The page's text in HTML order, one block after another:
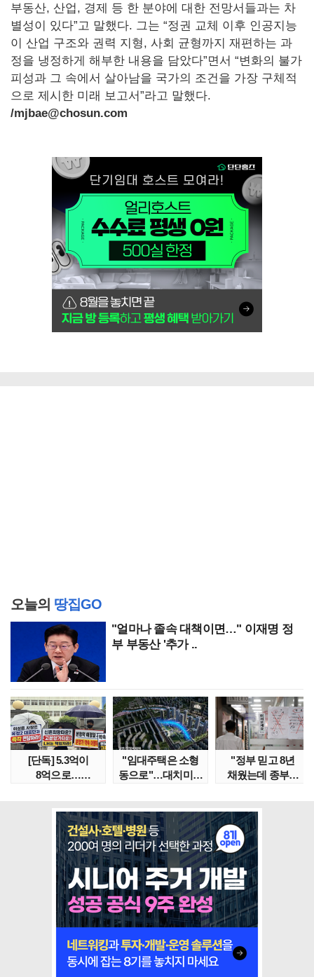
부동산, 산업, 경제 등 한 분야에 대한 전망서들과는 차
별성이 있다”고 말했다. 그는 “정권 교체 이후 인공지능
이 산업 구조와 권력 지형, 사회 균형까지 재편하는 과
정을 냉정하게 해부한 내용을 담았다”면서 “변화의 불가
피성과 그 속에서 살아남을 국가의 조건을 가장 구체적
으로 제시한 미래 보고서”라고 말했다.
/mjbae@chosun.com
오늘의 땅집GO
"얼마나 졸속 대책이면…" 이재명 정
부 부동산 '추가 ..
[단독] 5.3억이
8억으로…
"임대주택은 소형
동으로"…대치미도
"정부 믿고 8년
채웠는데 종부세